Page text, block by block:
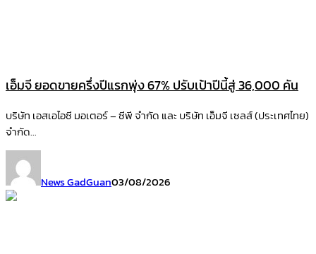
เอ็มจี ยอดขายครึ่งปีแรกพุ่ง 67% ปรับเป้าปีนี้สู่ 36,000 คัน
บริษัท เอสเอไอซี มอเตอร์ – ซีพี จำกัด และ บริษัท เอ็มจี เซลส์ (ประเทศไทย)
จำกัด...
News GadGuan03/08/2026